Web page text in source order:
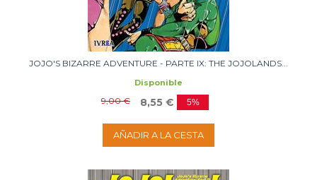
JOJO'S BIZARRE ADVENTURE - PARTE IX: THE JOJOLANDS...
Disponible
9,00 € 8,55 € 5%
AÑADIR A LA CESTA